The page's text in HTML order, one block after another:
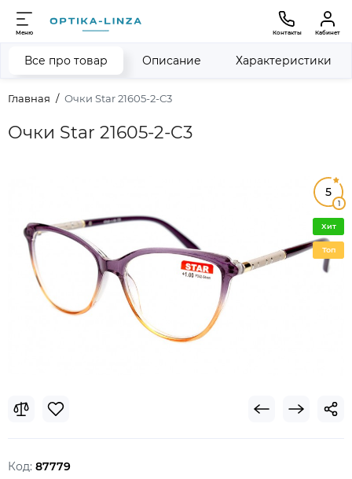
Меню Контакты Кабинет
Главная Очки Star 21605-2-C3
Очки Star 21605-2-C3
Все про товар Описание Характеристики
5
1
Хит
Топ
Код: 87779